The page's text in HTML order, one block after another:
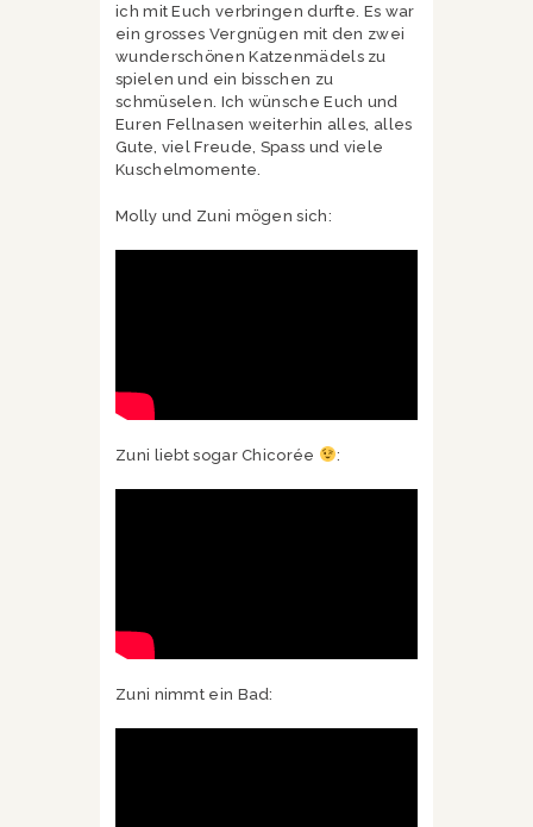
ich mit Euch verbringen durfte. Es war
ein grosses Vergnügen mit den zwei
wunderschönen Katzenmädels zu
spielen und ein bisschen zu
schmüselen. Ich wünsche Euch und
Euren Fellnasen weiterhin alles, alles
Gute, viel Freude, Spass und viele
Kuschelmomente.
Molly und Zuni mögen sich:
Zuni liebt sogar Chicorée :
Zuni nimmt ein Bad: